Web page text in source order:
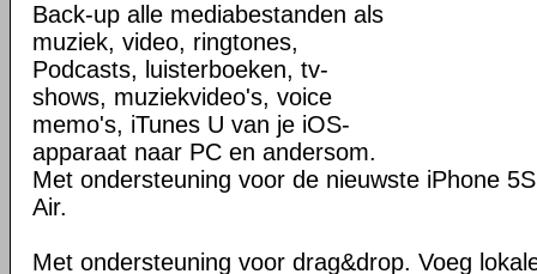
Back-up alle mediabestanden als
muziek, video, ringtones,
Podcasts, luisterboeken, tv-
shows, muziekvideo's, voice
memo's, iTunes U van je iOS-
apparaat naar PC en andersom.
Met ondersteuning voor de nieuwste iPhone
Air.
Met ondersteuning voor drag&drop. Voeg